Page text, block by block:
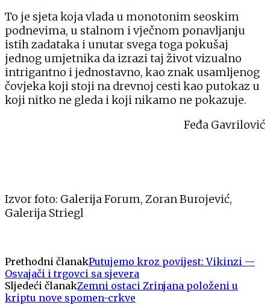
To je sjeta koja vlada u monotonim seoskim
podnevima, u stalnom i vječnom ponavljanju
istihzadataka i unutar svega toga pokušaj
jednog umjetnika da izrazi taj život vizualno
intrigantno i jednostavno, kao znak usamljenog
čovjeka koji stoji na drevnoj cesti kao putokaz u
koji nitko ne gleda i koji nikamo ne pokazuje.
Feđa Gavrilović
Izvor foto: Galerija Forum, Zoran Burojević,
Galerija Striegl
Prethodni članakPutujemo kroz povijest: Vikinzi —
Osvajači i trgovci sa sjevera
Sljedeći članakZemni ostaci Zrinjana položeni u
kriptu nove spomen-crkve